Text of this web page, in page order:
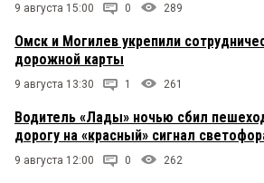
9 августа 15:00 0 289
Омск и Могилев укрепили
дорожной карты
9 августа 13:30 1 261
Водитель «Лады» ночью сбил
дорогу на «красный» сигнал
9 августа 12:00 0 262